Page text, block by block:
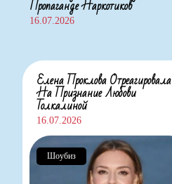
Пропаганде Наркотиков
16.07.2026
Елена Проклова Отреагировала
На Признание Любови
Толкалиной
16.07.2026
Шоубиз